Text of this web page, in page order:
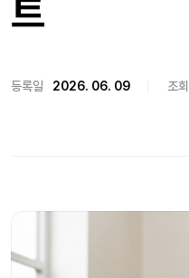
트
등록일 2026. 06. 09 조